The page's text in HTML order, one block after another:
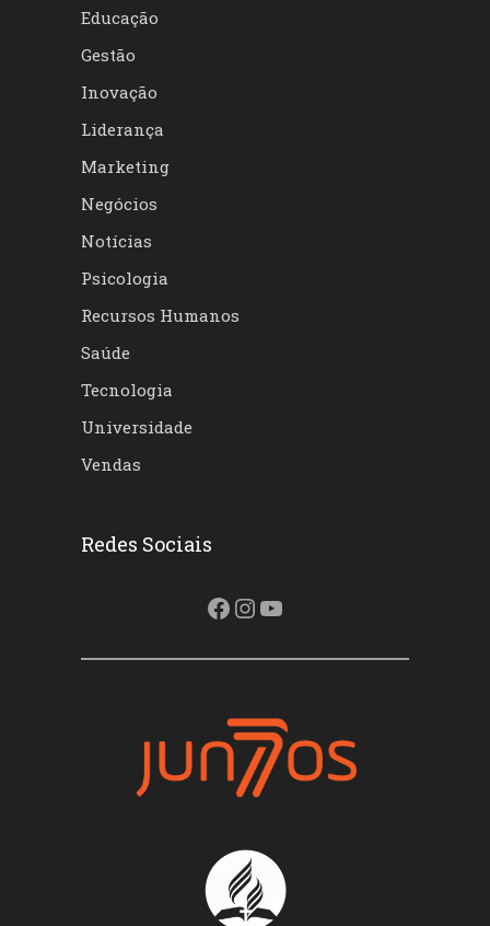
Educação
Gestão
Inovação
Liderança
Marketing
Negócios
Notícias
Psicologia
Recursos Humanos
Saúde
Tecnologia
Universidade
Vendas
Redes Sociais
Facebook
Instagram
Youtube